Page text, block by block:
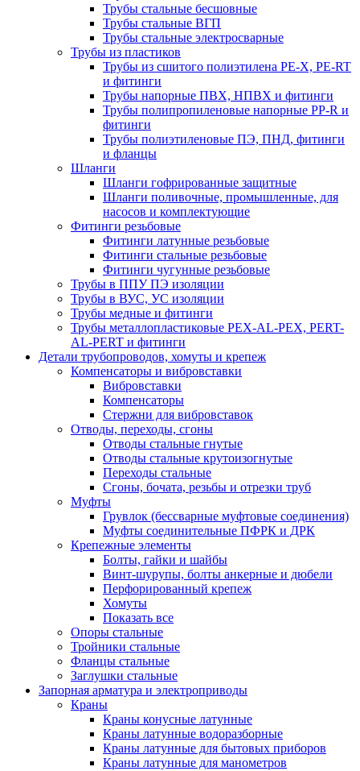
Трубы стальные бесшовные
Трубы стальные ВГП
Трубы стальные электросварные
Трубы из пластиков
Трубы из сшитого полиэтилена PE-X, PE-RT
и фитинги
Трубы напорные ПВХ, НПВХ и фитинги
Трубы полипропиленовые напорные PP-R и
фитинги
Трубы полиэтиленовые ПЭ, ПНД, фитинги
и фланцы
Шланги
Шланги гофрированные защитные
Шланги поливочные, промышленные, для
насосов и комплектующие
Фитинги резьбовые
Фитинги латунные резьбовые
Фитинги стальные резьбовые
Фитинги чугунные резьбовые
Трубы в ППУ ПЭ изоляции
Трубы в ВУС, УС изоляции
Трубы медные и фитинги
Трубы металлопластиковые PEX-AL-PEX, PERT-
AL-PERT и фитинги
Детали трубопроводов, хомуты и крепеж
Компенсаторы и вибровставки
Вибровставки
Компенсаторы
Стержни для вибровставок
Отводы, переходы, сгоны
Отводы стальные гнутые
Отводы стальные крутоизогнутые
Переходы стальные
Сгоны, бочата, резьбы и отрезки труб
Муфты
Грувлок (бессварные муфтовые соединения)
Муфты соединительные ПФРК и ДРК
Крепежные элементы
Болты, гайки и шайбы
Винт-шурупы, болты анкерные и дюбели
Перфорированный крепеж
Хомуты
Показать все
Опоры стальные
Тройники стальные
Фланцы стальные
Заглушки стальные
Запорная арматура и электроприводы
Краны
Краны конусные латунные
Краны латунные водоразборные
Краны латунные для бытовых приборов
Краны латунные для манометров